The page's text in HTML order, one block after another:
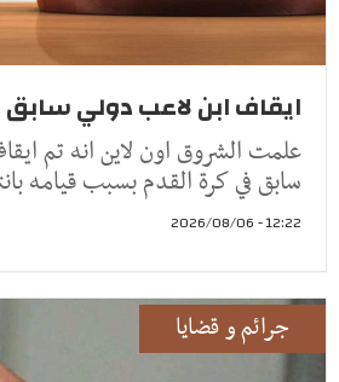
ايقاف ابن لاعب دولي
علمت الشروق اون لاين انه تم
سابق في كرة القدم بسبب قيامه
12:22 - 2026/08/06
جرائم و قضايا